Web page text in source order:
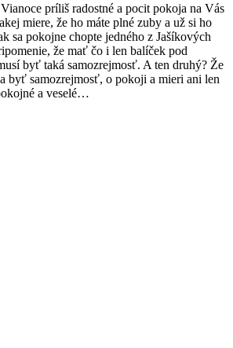
príliš radostné a pocit pokoja na Vás
miere, že ho máte plné zuby a už si ho
sa pokojne chopte jedného z Jašíkových
že mať čo i len balíček pod
byť taká samozrejmosť. A ten druhý? Že
byť samozrejmosť, o pokoji a mieri ani len
a veselé…